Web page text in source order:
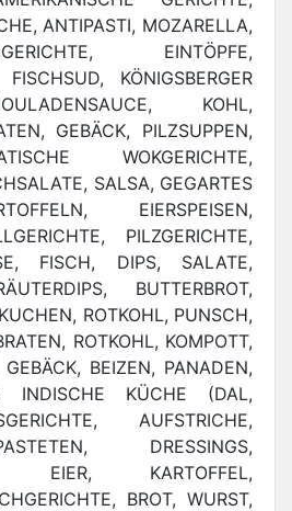
ANTIPASTI, MOZARELLA,
EINTÖPFE,
FISCHSUD, KÖNIGSBERGER
KOHL,
GEBÄCK, PILZSUPPEN,
WOKGERICHTE,
SALSA, GEGARTES
EIERSPEISEN,
PILZGERICHTE,
FISCH, DIPS, SALATE,
BUTTERBROT,
ROTKOHL, PUNSCH,
ROTKOHL, KOMPOTT,
BEIZEN, PANADEN,
INDISCHE KÜCHE (DAL,
AUFSTRICHE,
DRESSINGS,
EIER, KARTOFFEL,
BROT, WURST,